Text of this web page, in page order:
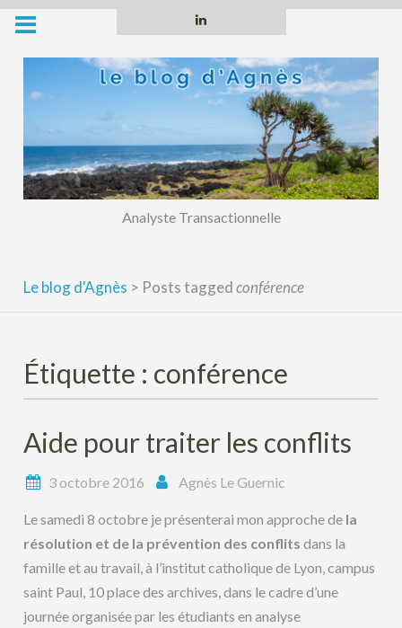
Skip
content
Analyste Transactionnelle
Le blog d'Agnès > Posts taggedconférence
Étiquette : conférence
Aide pour traiter les conflits
3 octobre 2016 Agnès Le Guernic
Le samedi 8 octobre je présenterai mon approche de la
résolution et de la prévention des conflits dans la
famille et au travail, à l’institut catholique de Lyon, campus
saint Paul, 10 place des archives, dans le cadre d’une
journée organisée par les étudiants en analyse